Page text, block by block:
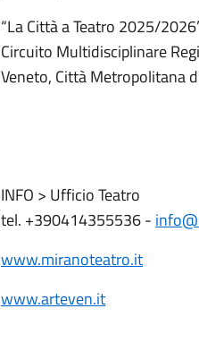
“La Città a Teatro 2025/
Circuito Multidisciplinare
Veneto, Città Metropolitana
INFO > Ufficio Teatro
tel. +390414355536 -
www.miranoteatro.it
www.arteven.it